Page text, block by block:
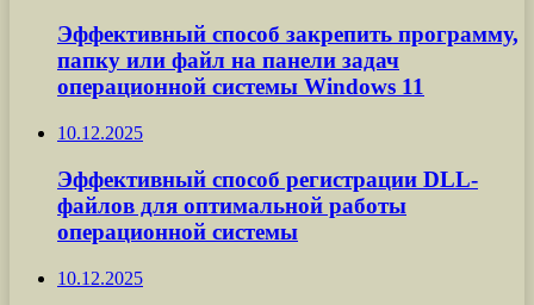
Эффективный способ закрепить программу,
папку или файл на панели задач
операционной системы Windows 11
10.12.2025
Эффективный способ регистрации DLL-
файлов для оптимальной работы
операционной системы
10.12.2025